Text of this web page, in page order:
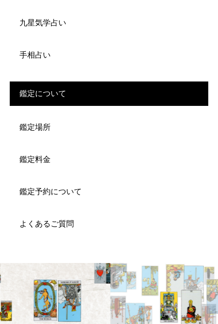
九星気学占い
手相占い
鑑定について
鑑定場所
鑑定料金
鑑定予約について
よくあるご質問